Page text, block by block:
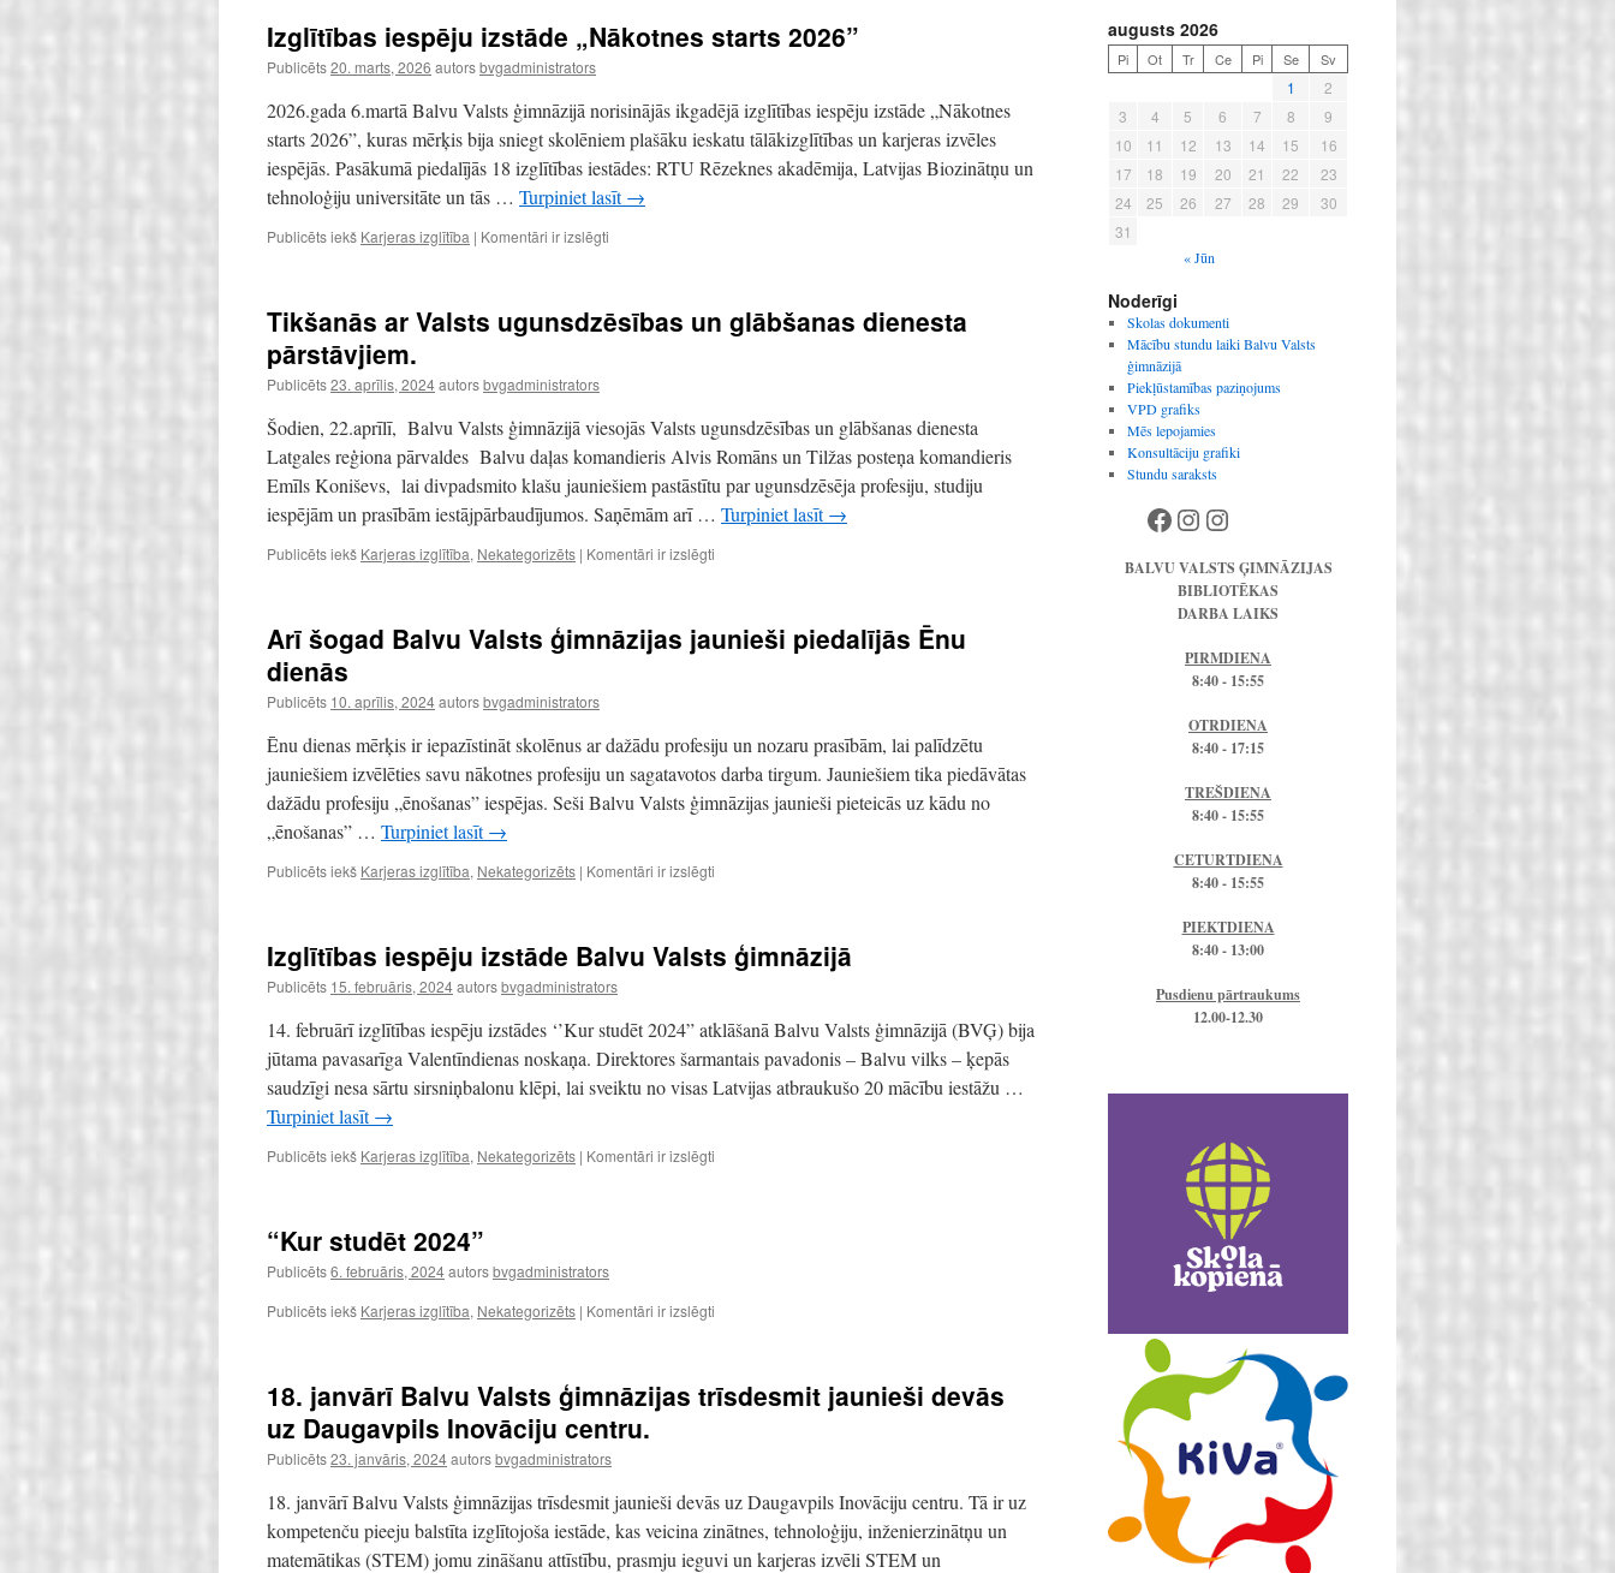
Izglītības iespēju izstāde „Nākotnes starts 2026”
Publicēts20. marts, 2026 autorsbvgadministrators
2026.gada 6.martā Balvu Valsts ģimnāzijā norisinājās ikgadējā izglītības iespēju izstāde „Nākotnes
starts 2026”, kuras mērķis bija sniegt skolēniem plašāku ieskatu tālākizglītības un karjeras izvēles
iespējās. Pasākumā piedalījās 18 izglītības iestādes: RTU Rēzeknes akadēmija, Latvijas Biozinātņu un
tehnoloģiju universitāte un tās … Turpiniet lasīt→
Publicēts iekš Karjeras izglītība | Komentāri ir izslēgti
starts
Tikšanās ar Valsts ugunsdzēsības un glābšanas dienesta
pārstāvjiem.
Publicēts23. aprīlis, 2024autorsbvgadministrators
Šodien, 22.aprīlī, Balvu Valsts ģimnāzijā viesojās Valsts ugunsdzēsības un glābšanas dienesta
Latgales reģiona pārvaldes Balvu daļas komandieris Alvis Romāns un Tilžas posteņa komandieris
Emīls Koniševs, lai divpadsmito klašu jauniešiem pastāstītu par ugunsdzēsēja profesiju, studiju
iespējām un prasībām iestājpārbaudījumos. Saņēmām arī … Turpiniet lasīt→
Publicēts iekš Karjeras izglītība, Nekategorizēts | Komentāri ir izslēgti
un
Arī šogad Balvu Valsts ģimnāzijas jaunieši piedalījās Ēnu
dienās
Publicēts 10. aprīlis, 2024autorsbvgadministrators
Ēnu dienas mērķis ir iepazīstināt skolēnus ar dažādu profesiju un nozaru prasībām, lai palīdzētu
jauniešiem izvēlēties savu nākotnes profesiju un sagatavotos darba tirgum. Jauniešiem tika piedāvātas
dažādu profesiju „ēnošanas” iespējas. Seši Balvu Valsts ģimnāzijas jaunieši pieteicās uz kādu no
„ēnošanas” … Turpiniet lasīt→
Publicēts iekš Karjeras izglītība, Nekategorizēts | Komentāri ir izslēgti
ģimnāzijas
jaunieši
Ēnu
dienās
Izglītības iespēju izstāde Balvu Valsts ģimnāzijā
Publicēts 15. februāris, 2024autorsbvgadministrators
14. februārī izglītības iespēju izstādes ‘’Kur studēt 2024” atklāšanā Balvu Valsts ģimnāzijā (BVĢ) bija
jūtama pavasarīga Valentīndienas noskaņa. Direktores šarmantais pavadonis – Balvu vilks – ķepās
saudzīgi nesa sārtu sirsniņbalonu klēpi, lai sveiktu no visas Latvijas atbraukušo 20 mācību iestāžu …
Turpiniet lasīt→
Publicēts iekš Karjeras izglītība, Nekategorizēts | Komentāri ir izslēgti
“Kur studēt 2024”
Publicēts6. februāris, 2024autorsbvgadministrators
Publicēts iekš Karjeras izglītība, Nekategorizēts | Komentāri ir izslēgti
18. janvārī Balvu Valsts ģimnāzijas trīsdesmit jaunieši devās
uz Daugavpils Inovāciju centru.
Publicēts23. janvāris, 2024autorsbvgadministrators
18. janvārī Balvu Valsts ģimnāzijas trīsdesmit jaunieši devās uz Daugavpils Inovāciju centru. Tā ir uz
kompetenču pieeju balstīta izglītojoša iestāde, kas veicina zinātnes, tehnoloģiju, inženierzinātņu un
matemātikas (STEM) jomu zināšanu attīstību, prasmju ieguvi un karjeras izvēli STEM un
augusts 2026
Pi Ot Tr Ce Pi Se Sv
1
2
3
4 5 6 7 8
9
10
11 12 13 14 15
16
17
18 19 20 21 22
23
24
25 26 27 28 29
30
31
« Jūn
Noderīgi
Skolas dokumenti
Mācību stundu laiki Balvu Valsts
ģimnāzijā
Piekļūstamības paziņojums
VPD grafiks
Mēs lepojamies
Konsultāciju grafiki
Stundu saraksts
Facebook
Instagram
Instagram
BALVU VALSTS ĢIMNĀZIJAS
BIBLIOTĒKAS
DARBA LAIKS
PIRMDIENA
8:40 - 15:55
OTRDIENA
8:40 - 17:15
TREŠDIENA
8:40 - 15:55
CETURTDIENA
8:40 - 15:55
PIEKTDIENA
8:40 - 13:00
Pusdienu pārtraukums
12.00-12.30